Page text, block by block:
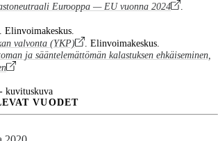
Eurooppa — EU vuonna 2024
.
. Elinvoimakeskus.
valvonta (YKP)
. Elinvoimakeskus.
ja sääntelemättömän kalastuksen ehkäiseminen,
kuvituskuva
VUODET